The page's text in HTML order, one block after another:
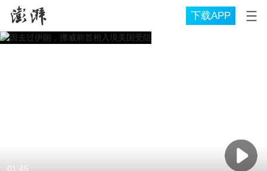
下载APP
01:45